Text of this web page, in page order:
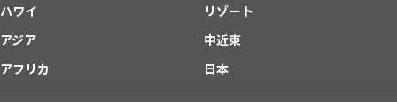
ハワイ
リゾート
アジア
中近東
アフリカ
日本